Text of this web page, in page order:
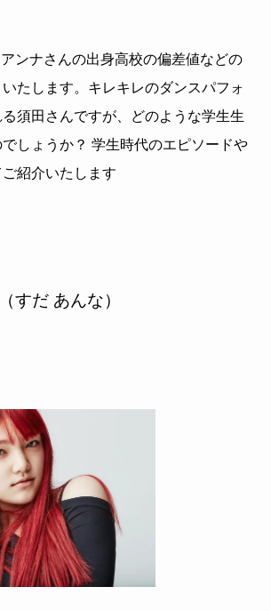
アンナさんの出身高校の偏差値などの
たします。キレキレのダンスパフォ
須田さんですが、どのような学生生
しょうか？ 学生時代のエピソードや
紹介いたします
（すだ あんな）